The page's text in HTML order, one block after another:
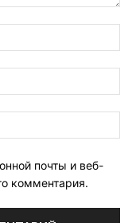
почты и веб-
комментария.